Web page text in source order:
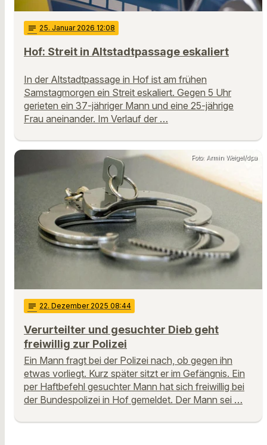
notes 25. Januar 2026 12:08
Hof: Streit in Altstadtpassage eskaliert
In der Altstadtpassage in Hof ist am frühen
Samstagmorgen ein Streit eskaliert. Gegen 5 Uhr
gerieten ein 37-jähriger Mann und eine 25-jährige
Frau aneinander. Im Verlauf der …
Foto: Armin Weigel/dpa
notes 22. Dezember 2025 08:44
Verurteilter und gesuchter Dieb geht
freiwillig zur Polizei
Ein Mann fragt bei der Polizei nach, ob gegen ihn
etwas vorliegt. Kurz später sitzt er im Gefängnis. Ein
per Haftbefehl gesuchter Mann hat sich freiwillig bei
der Bundespolizei in Hof gemeldet. Der Mann sei …